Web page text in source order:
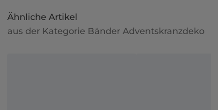
Ähnliche Artikel
aus der Kategorie Bänder Adventskranzdeko